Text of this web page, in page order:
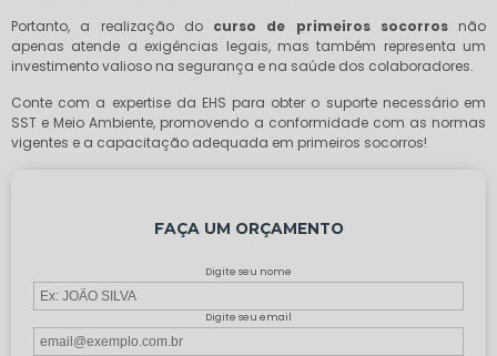
Portanto, a realização do curso de primeiros socorrosnão
apenas atende a exigências legais, mas também representa um
investimento valioso na segurança e na saúde dos colaboradores.
Conte com a expertise da EHS para obter o suporte necessário em
SST e Meio Ambiente, promovendo a conformidade com as normas
vigentes e a capacitação adequada em primeiros socorros!
FAÇA UM ORÇAMENTO
Digite seu nome
Digite seu email